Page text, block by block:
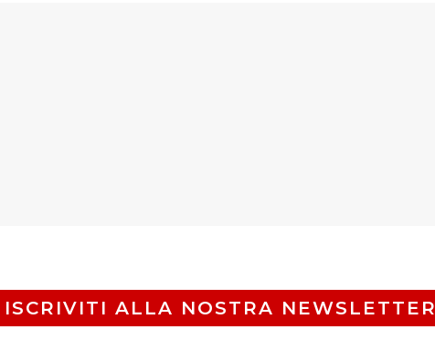
ISCRIVITI ALLA NOSTRA NEWSLETTER